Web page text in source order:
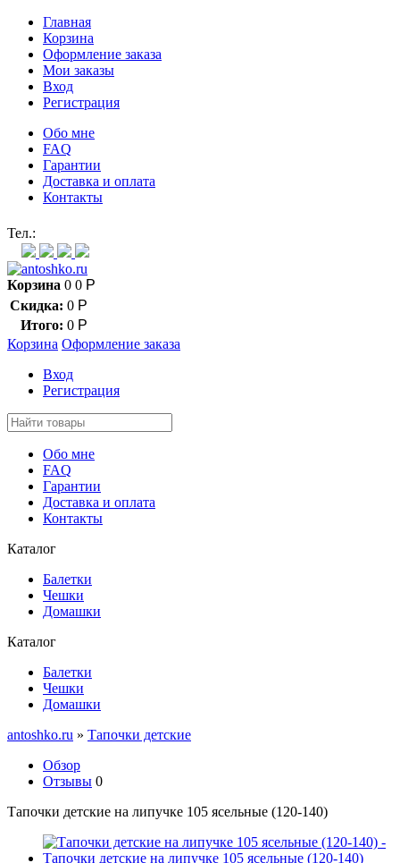
Главная
Корзина
Оформление заказа
Мои заказы
Вход
Регистрация
Обо мне
FAQ
Гарантии
Доставка и оплата
Контакты
Тел.:
Корзина 0 0 Р
Скидка: 0 Р
Итого: 0 Р
Корзина Оформление заказа
Вход
Регистрация
Обо мне
FAQ
Гарантии
Доставка и оплата
Контакты
Каталог
Балетки
Чешки
Домашки
Каталог
Балетки
Чешки
Домашки
antoshko.ru » Тапочки детские
Обзор
Отзывы 0
Тапочки детские на липучке 105 ясельные (120-140)